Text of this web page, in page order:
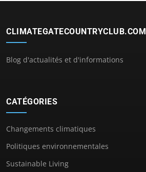
CLIMATEGATECOUNTRYCLUB.COM
Blog d'actualités et d'informations
CATÉGORIES
Changements climatiques
Politiques environnementales
Sustainable Living